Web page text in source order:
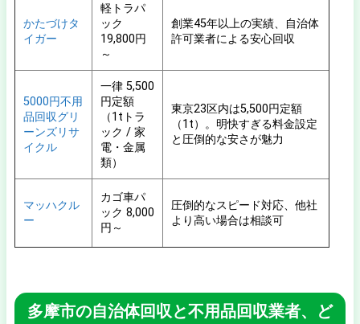
かたづけタ
イガー
軽トラパ
ック
19,800円
～
創業45年以上の実績、自治体
許可業者による安心回収
5000円不用
品回収グリ
ーンズリサ
イクル
一律 5,500
円定額
（1tトラ
ック / 家
電・金属
類）
東京23区内は5,500円定額
（1t）。明快すぎる料金設定
と圧倒的な安さが魅力
マッハクル
ー
カゴ車パ
ック 8,000
円～
圧倒的なスピード対応、他社
より高い場合は相談可
多摩市の自治体回収と不用品回収業者、ど